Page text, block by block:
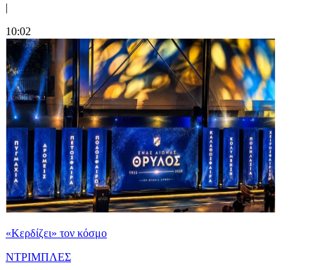
|
10:02
«Κερδίζει» τον κόσμο
ΝΤΡΙΜΠΛΕΣ